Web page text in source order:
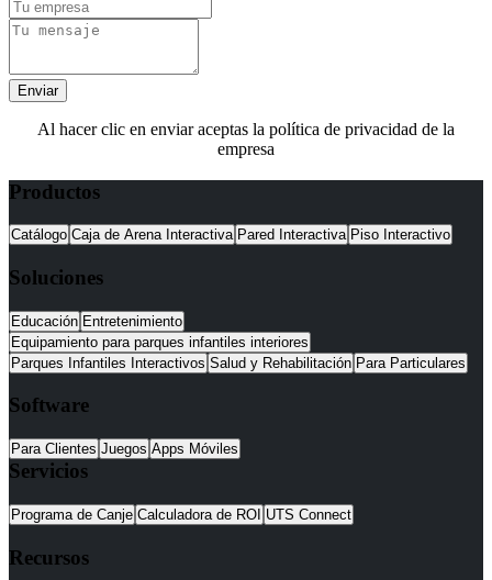
Enviar
Al hacer clic en enviar aceptas la política de privacidad de la
empresa
Productos
Catálogo Caja de Arena Interactiva Pared Interactiva Piso Interactivo
Soluciones
Educación Entretenimiento
Equipamiento para parques infantiles interiores
Parques Infantiles Interactivos Salud y Rehabilitación Para Particulares
Software
Para Clientes Juegos Apps Móviles
Servicios
Programa de Canje Calculadora de ROI UTS Connect
Recursos